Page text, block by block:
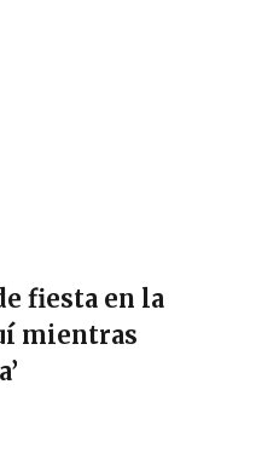
fiesta en la
mientras